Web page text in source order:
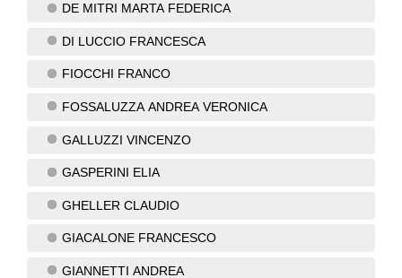
DE MITRI MARTA FEDERICA
DI LUCCIO FRANCESCA
FIOCCHI FRANCO
FOSSALUZZA ANDREA VERONICA
GALLUZZI VINCENZO
GASPERINI ELIA
GHELLER CLAUDIO
GIACALONE FRANCESCO
GIANNETTI ANDREA